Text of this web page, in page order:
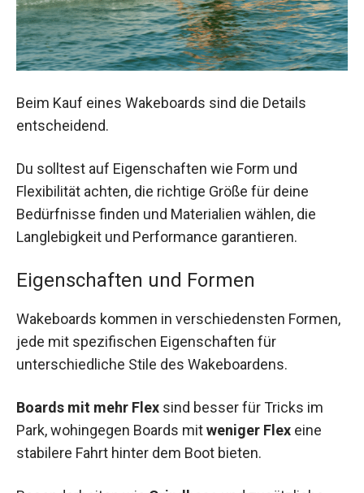
Beim Kauf eines Wakeboards sind die Details
entscheidend.
Du solltest auf Eigenschaften wie Form und
Flexibilität achten, die richtige Größe für deine
Bedürfnisse finden und Materialien wählen, die
Langlebigkeit und Performance garantieren.
Eigenschaften und Formen
Wakeboards kommen in verschiedensten Formen,
jede mit spezifischen Eigenschaften für
unterschiedliche Stile des Wakeboardens.
Boards mit mehr Flex sind besser für Tricks im
Park, wohingegen Boards mitweniger Flex eine
stabilere Fahrt hinter dem Boot bieten.